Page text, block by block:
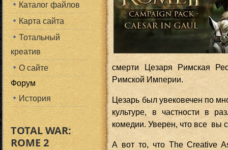
смерти Цезаря Римская
Римской Империи.
Цезарь был увековечен по
культуре, в частности в
комедии. Уверен, что все вы
А вот то, что The Creative
Каталог файлов
Карта сайта
Тотальный
креатив
О сайте
Форум
История
TOTAL WAR:
ROME 2